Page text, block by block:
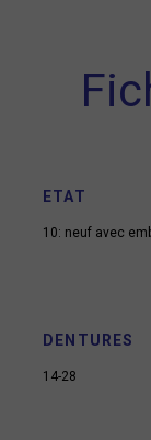
ETAT
10: neuf avec
DENTURES
14-28